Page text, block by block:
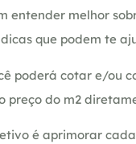
entender melhor
que podem te
poderá cotar e/ou
preço do m2
é aprimorar